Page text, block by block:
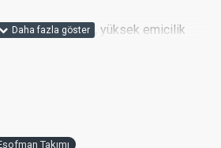
pamuklu kumaş, yüksek emicilik
ürünlerdir.
Takımı